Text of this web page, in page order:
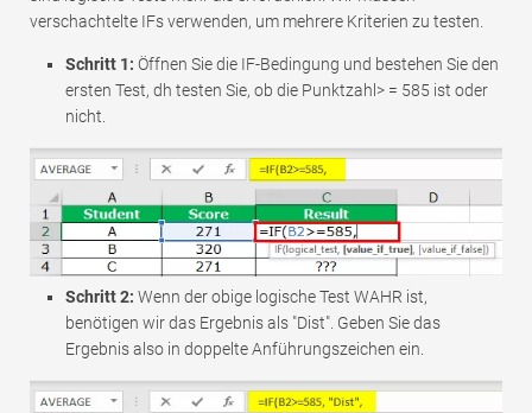
verschachtelte IFs verwenden, um mehrere Kriterien zu testen.
Schritt 1: Öffnen Sie die IF-Bedingung und bestehen Sie den
ersten Test, dh testen Sie, ob die Punktzahl> = 585 ist oder
nicht.
Schritt 2: Wenn der obige logische Test WAHR ist,
benötigen wir das Ergebnis als "Dist". Geben Sie das
Ergebnis also in doppelte Anführungszeichen ein.